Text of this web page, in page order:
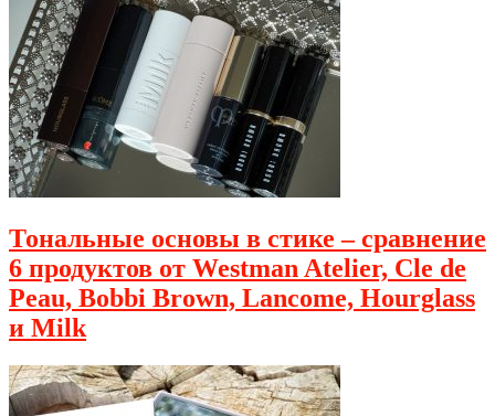
Тональные основы в стике – сравнение
6 продуктов от Westman Atelier, Cle de
Peau, Bobbi Brown, Lancome, Hourglass
и Milk